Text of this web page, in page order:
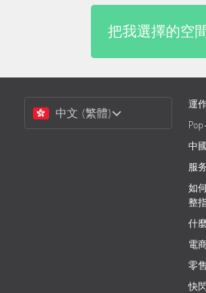
把我選擇的空
Language
中文 (繁體)
運
中
服
如
整
什
電
零
快